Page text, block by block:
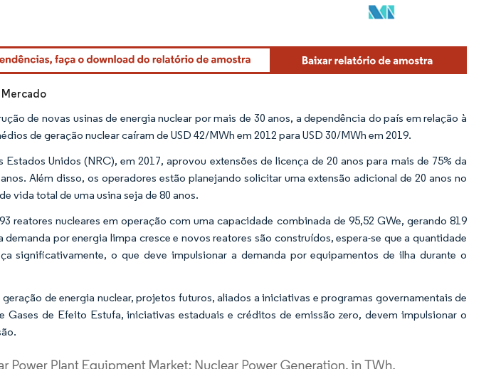
conforme CC BY 4.0.
de novas usinas de energia nuclear por mais de 30 anos, a dependência do país em relação à
de geração nuclear caíram de USD 42/MWh em 2012 para USD 30/MWh em 2019.
Unidos (NRC), em 2017, aprovou extensões de licença de 20 anos para mais de 75% da
Além disso, os operadores estão planejando solicitar uma extensão adicional de 20 anos no
vida total de uma usina seja de 80 anos.
reatores nucleares em operação com uma capacidade combinada de 95,52 GWe, gerando 819
por energia limpa cresce e novos reatores são construídos, espera-se que a quantidade
significativamente, o que deve impulsionar a demanda por equipamentos de ilha durante o
de energia nuclear, projetos futuros, aliados a iniciativas e programas governamentais de
Gases de Efeito Estufa, iniciativas estaduais e créditos de emissão zero, devem impulsionar o